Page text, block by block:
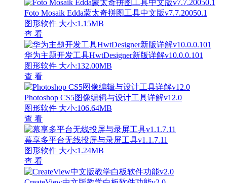
Foto Mosaik Edda蒙太奇拼图工具中文版v7.7.20050.1
图形软件 大小:1.15MB
查 看
华为主题开发工具HwtDesigner新版详解v10.0.0.101
图形软件 大小:132.00MB
查 看
Photoshop CS5图像编辑与设计工具详解v12.0
图形软件 大小:106.64MB
查 看
幕享多平台无线投屏与录屏工具v1.1.7.11
图形软件 大小:1.24MB
查 看